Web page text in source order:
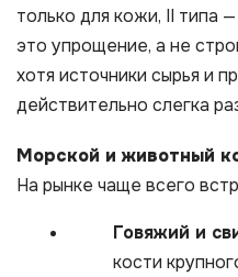
только для кожи, II типа
это упрощение, а не
хотя источники сырья и
действительно слегка
Морской и животный
На рынке чаще всего
Говяжий и
кости